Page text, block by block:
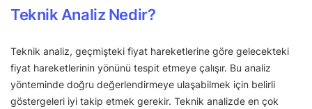
Teknik Analiz Nedir?
Teknik analiz, geçmişteki fiyat hareketlerine göre gelecekteki
fiyat hareketlerinin yönünü tespit etmeye çalışır. Bu analiz
yönteminde doğru değerlendirmeye ulaşabilmek için belirli
göstergeleri iyi takip etmek gerekir. Teknik analizde en çok